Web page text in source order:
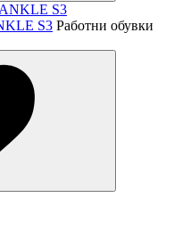
S3 Работни обувки